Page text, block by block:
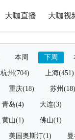
大咖直播 大咖视
本周 下周
杭州(704) 上海(451)
重庆(18) 苏州(18)
青岛(4) 大连(3)
黄山(1) 佛山(1)
美国奥斯汀(1)